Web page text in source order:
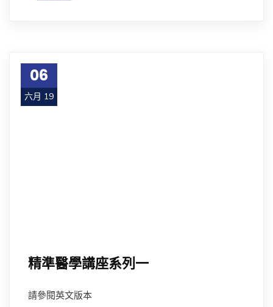
06
六月 19
精準醫學講座系列一
請參閱英文版本